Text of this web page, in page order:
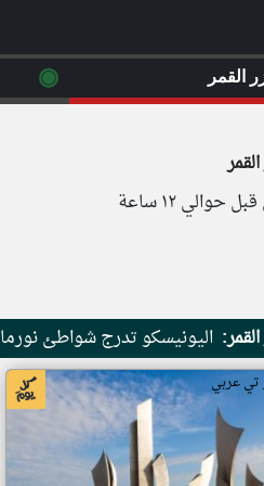
١٢ ساعة
اليونيسكو تدرج شواطئ
تي عربي
القمر ◉